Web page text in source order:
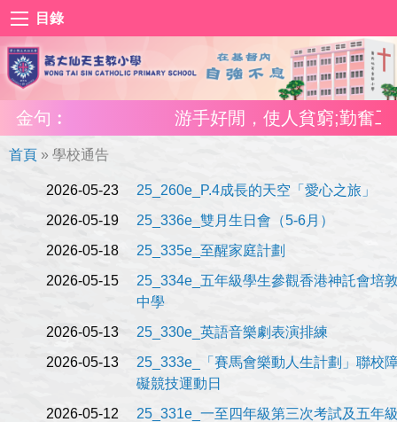
目錄
金句︰ 游手好閒，使人貧窮;勤奮
首頁 » 學校通告
2026-05-23
25_260e_P.4成長的天空「愛心之旅」
2026-05-19
25_336e_雙月生日會（5-6月）
2026-05-18
25_335e_至醒家庭計劃
2026-05-15
25_334e_五年級學生參觀香港神託會培
中學
2026-05-13
25_330e_英語音樂劇表演排練
2026-05-13
25_333e_「賽馬會樂動人生計劃」聯校
礙競技運動日
2026-05-12
25_331e_一至四年級第三次考試及五年